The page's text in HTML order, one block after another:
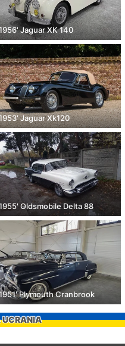
Jaguar XK 140
Jaguar Xk120
Oldsmobile Delta 88
Plymouth Cranbrook